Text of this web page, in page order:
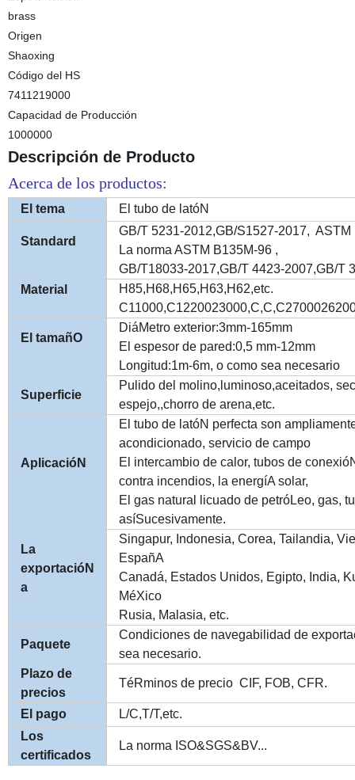
brass
Origen
Shaoxing
Código del HS
7411219000
Capacidad de Producción
1000000
Descripción de Producto
Acerca de los productos:
El tema El tubo de latóN
Standard
GB/T 5231-2012,GB/S1527-2017, ASTM
La norma ASTM B135M-96 ,
GB/T18033-2017,GB/T 4423-2007,GB/T
Material
H85,H68,H65,H63,H62,etc.
El tamañO
DiáMetro exterior:3mm-165mm
El espesor de pared:0,5 mm-12mm
Longitud:1m-6m, o como sea necesario
Superficie
Pulido del molino,luminoso,aceitados,
espejo,,chorro de arena,etc.
AplicacióN
El tubo de latóN perfecta son
acondicionado, servicio de campo
El intercambio de calor, tubos de
contra incendios, la energíA solar,
El gas natural licuado de petróLeo, gas,
asíSucesivamente.
La
exportacióN
a
Singapur, Indonesia, Corea, Tailandia,
EspañA
Canadá, Estados Unidos, Egipto, India,
MéXico
Rusia, Malasia, etc.
Paquete
Condiciones de navegabilidad de
sea necesario.
Plazo de
precios
TéRminos de precio CIF, FOB, CFR.
El pago
L/C,T/T,etc.
Los
certificados
La norma ISO&SGS&BV...